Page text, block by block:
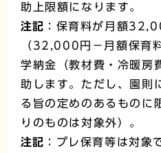
助上限額になります。
注記 ：保育料が月額
（32,000円－月額保育
学納金（教材費・冷暖房
助します。ただし、園則
る旨の定めのあるものに
りのものは対象外）。
注記 ：プレ保育等は対象